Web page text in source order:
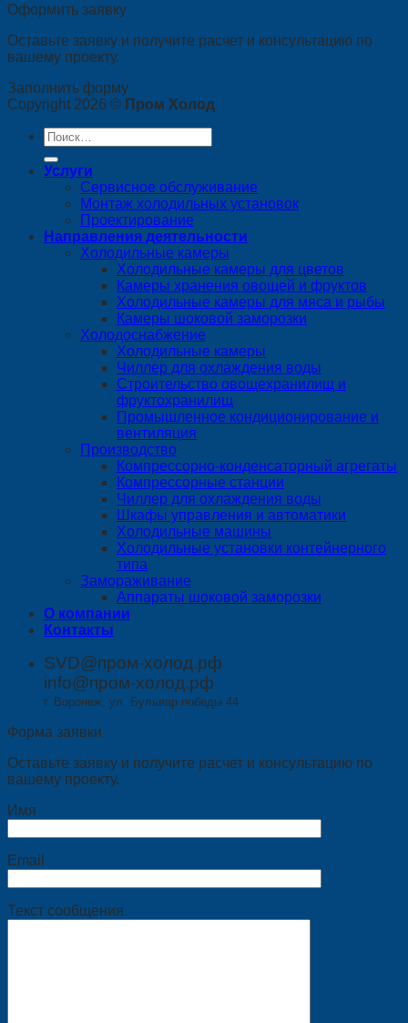
Оформить заявку
Оставьте заявку и получите расчет и консультацию по
вашему проекту.
Заполнить форму
Copyright 2026 © Пром Холод
Искать:
Услуги
Сервисное обслуживание
Монтаж холодильных установок
Проектирование
Направления деятельности
Холодильные камеры
Холодильные камеры для цветов
Камеры хранения овощей и фруктов
Холодильные камеры для мяса и рыбы
Камеры шоковой заморозки
Холодоснабжение
Холодильные камеры
Чиллер для охлаждения воды
Строительство овощехранилищ и
фруктохранилищ
Промышленное кондиционирование и
вентиляция
Производство
Компрессорно-конденсаторный агрегаты
Компрессорные станции
Чиллер для охлаждения воды
Шкафы управления и автоматики
Холодильные машины
Холодильные установки контейнерного
типа
Замораживание
Аппараты шоковой заморозки
О компании
Контакты
SVD@пром-холод.рф
info@пром-холод.рф
г. Воронеж, ул. Бульвар победы 44
Форма заявки
Оставьте заявку и получите расчет и консультацию по
вашему проекту.
Имя
Email
Текст сообщения